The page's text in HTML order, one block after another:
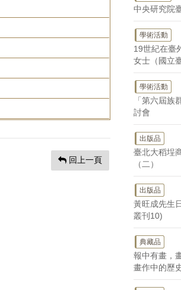
回上一頁
中央研究院
學術活動
19世紀在臺
女士（國立
學術活動
「第六屆族
討會
出版品
臺北大稻埕
（二）
出版品
黃旺成先生
叢刊10)
典藏品
報中有畫，
畫作中的歷